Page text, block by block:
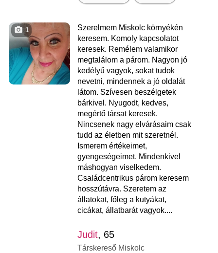
1
Szerelmem Miskolc környékén
keresem. Komoly kapcsolatot
keresek. Remélem valamikor
megtalálom a párom. Nagyon jó
kedélyű vagyok, sokat tudok
nevetni, mindennek a jó oldalát
látom. Szívesen beszélgetek
bárkivel. Nyugodt, kedves,
megértő társat keresek.
Nincsenek nagy elvárásaim csak
tudd az életben mit szeretnél.
Ismerem értékeimet,
gyengeségeimet. Mindenkivel
máshogyan viselkedem.
Családcentrikus párom keresem
hosszútávra. Szeretem az
állatokat, főleg a kutyákat,
cicákat, állatbarát vagyok....
Judit, 65
Társkereső Miskolc